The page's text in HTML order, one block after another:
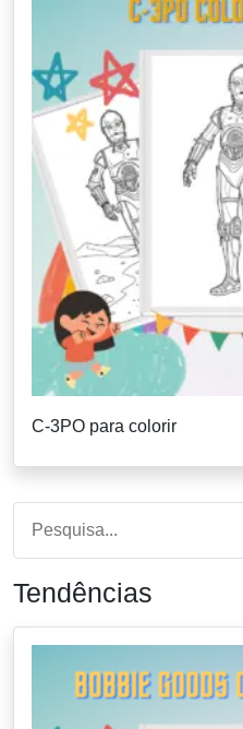
C-3PO para colorir
Tendências